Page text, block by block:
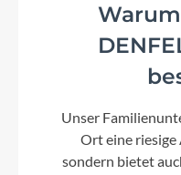
KTM
Unser
Ort eine riesige
sondern bietet